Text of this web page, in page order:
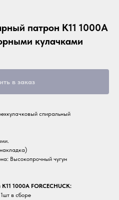
патрон K11 1000A
кулачками
в заказ
спиральный
Высокопрочный чугун
1000A FORCECHUCK:
в сборе